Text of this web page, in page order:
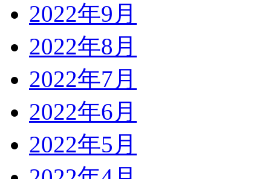
2022年9月
2022年8月
2022年7月
2022年6月
2022年5月